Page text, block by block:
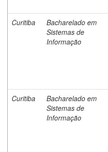
Curitiba
Bacharelado em
Sistemas de
Informação
Curitiba
Bacharelado em
Sistemas de
Informação